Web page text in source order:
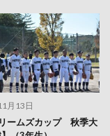
月13日
ームズカップ 秋季大